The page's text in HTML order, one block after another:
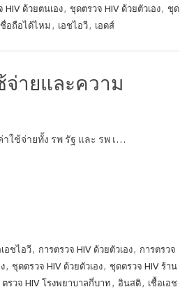
HIV ด้วยตนเอง, ชุดตรวจ HIV ด้วยตัวเอง, ชุด
ชื่อถือได้ไหม , เอชไอวี, เอดส์
จ่ายและความ
ใช้จ่ายทั้ง รพ รัฐ และ รพ เ…
อชไอวี, การตรวจ HIV ด้วยตัวเอง, การตรวจ
, ชุดตรวจ HIV ด้วยตัวเอง, ชุดตรวจ HIV ร้าน
ตรวจ HIV โรงพยาบาลกี่บาท , อินสติ, เชื้อเอช